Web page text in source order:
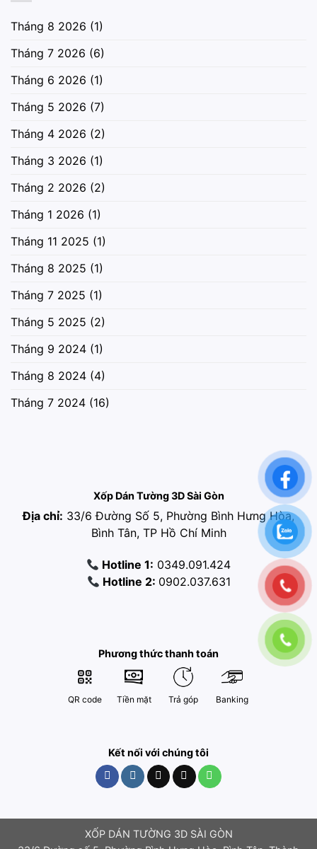
Tháng 8 2026 (1)
Tháng 7 2026 (6)
Tháng 6 2026 (1)
Tháng 5 2026 (7)
Tháng 4 2026 (2)
Tháng 3 2026 (1)
Tháng 2 2026 (2)
Tháng 1 2026 (1)
Tháng 11 2025 (1)
Tháng 8 2025 (1)
Tháng 7 2025 (1)
Tháng 5 2025 (2)
Tháng 9 2024 (1)
Tháng 8 2024 (4)
Tháng 7 2024 (16)
Xốp Dán Tường 3D Sài Gòn
Địa chỉ: 33/6 Đường Số 5, Phường Bình Hưng Hòa,
Bình Tân, TP Hồ Chí Minh
Hotline 1: 0349.091.424
Hotline 2: 0902.037.631
Phương thức thanh toán
QR code Tiền mặt Trả góp Banking
Kết nối với chúng tôi
XỐP DÁN TƯỜNG 3D SÀI GÒN